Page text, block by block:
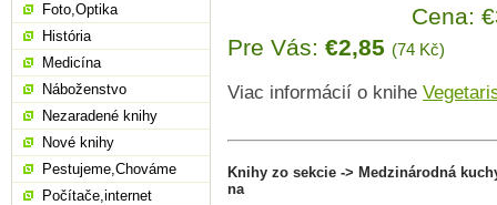
Cena:
Pre Vás: €2,85 (74 Kč)
Viac informácií o knihe
Knihy zo sekcie -> Medzinárodná
na
Foto,Optika
História
Medicína
Náboženstvo
Nezaradené knihy
Nové knihy
Pestujeme,Chováme
Počítače,internet